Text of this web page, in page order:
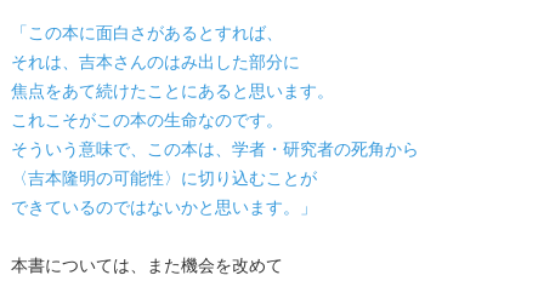
「この本に面白さがあるとすれば、
それは、吉本さんのはみ出した部分に
焦点をあて続けたことにあると思います。
これこそがこの本の生命なのです。
そういう意味で、この本は、学者・研究者の死角から
〈吉本隆明の可能性〉に切り込むことが
できているのではないかと思います。」
本書については、また機会を改めて